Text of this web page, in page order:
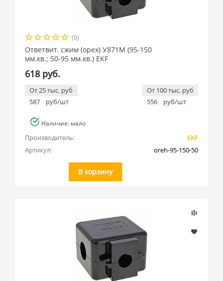
(0)
Ответвит. сжим (орех) У871М (95-150
мм.кв.; 50-95 мм.кв.) EKF
618 руб.
От 25 тыс. руб
587
руб/шт
От 100 тыс. руб
556
руб/шт
Наличие: мало
Производитель:
EKF
Артикул:
oreh-95-150-50
В корзину